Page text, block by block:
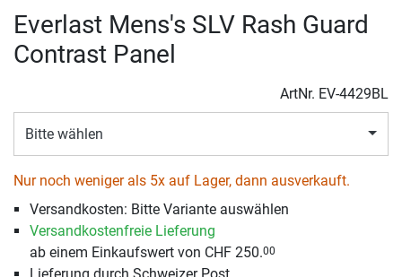
Everlast Mens's SLV Rash Guard
Contrast Panel
ArtNr. EV-4429BL
Bitte wählen
Nur noch weniger als 5x auf Lager, dann ausverkauft.
Versandkosten: Bitte Variante auswählen
Versandkostenfreie Lieferung
ab einem Einkaufswert von CHF 250.00